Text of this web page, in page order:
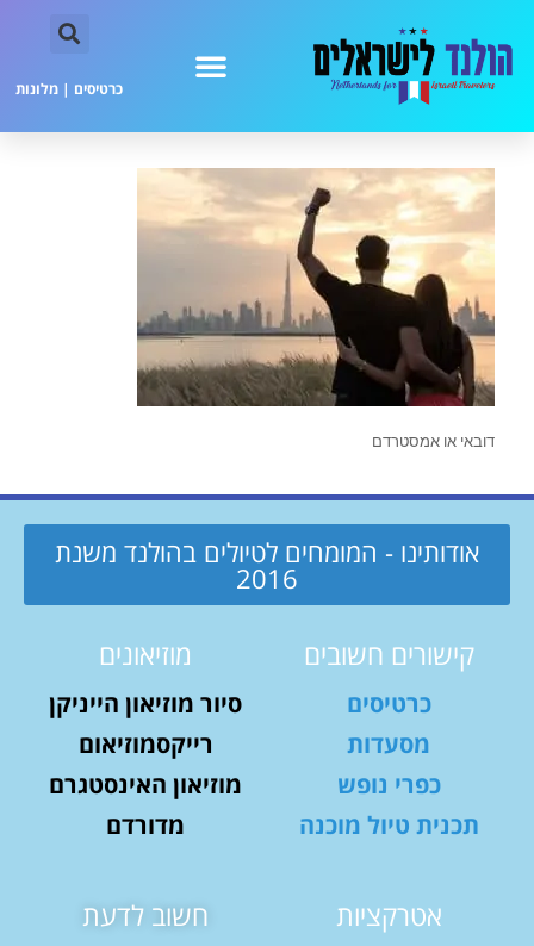
כרטיסים | מלונות
דובאי או אמסטרדם
אודותינו - המומחים לטיולים בהולנד משנת
2016
קישורים חשובים
כרטיסים
מסעדות
כפרי נופש
תכנית טיול מוכנה
מוזיאונים
סיור מוזיאון הייניקן
רייקסמוזיאום
מוזיאון האינסטגרם
מדורדם
אטרקציות חשוב לדעת